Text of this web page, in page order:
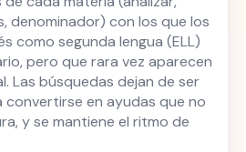
denominador) con los que los
como segunda lengua (ELL)
pero que rara vez aparecen
Las búsquedas dejan de ser
en ayudas que no
y se mantiene el ritmo de